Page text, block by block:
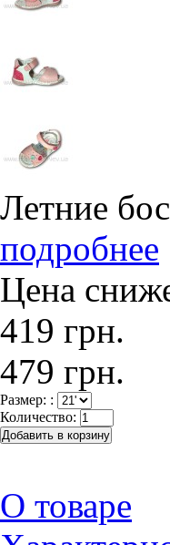
Летние
подробнее
Цена
419 грн.
479 грн.
Размер: :
Количество:
О товаре